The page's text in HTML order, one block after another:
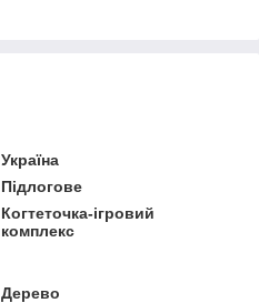
Україна
Підлогове
Когтеточка-ігровий
комплекс
Дерево